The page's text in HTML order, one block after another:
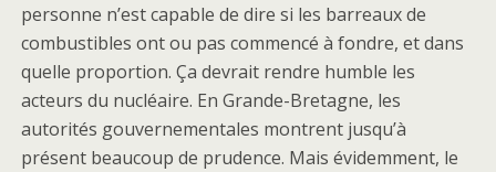
personne n’est capable de dire si les barreaux de
combustibles ont ou pas commencé à fondre, et dans
quelle proportion. Ça devrait rendre humble les
acteurs du nucléaire. En Grande-Bretagne, les
autorités gouvernementales montrent jusqu’à
présent beaucoup de prudence. Mais évidemment, le